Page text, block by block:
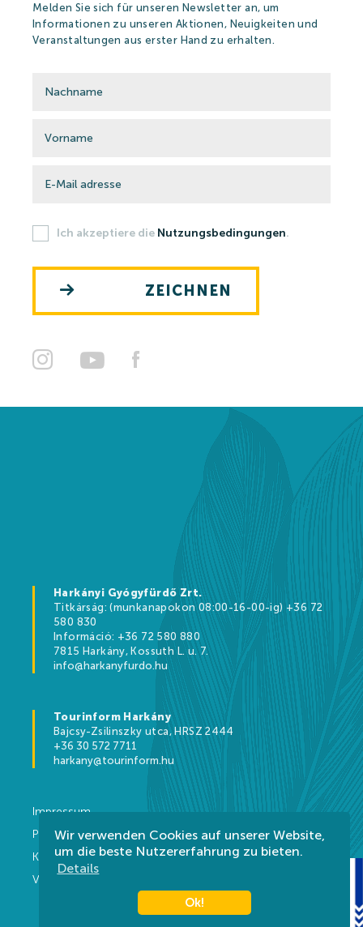
Wir verwenden Cookies auf unserer Website,
um die beste Nutzererfahrung zu bieten.
Details
Ok!
Heilwasser
Heilbehandlungen
Thermal Produkte
Strandbad
Becken
Erholungsaktivitäten
Preise
Melden Sie sich für unseren Newsletter an, um
Informationen zu unseren Aktionen, Neuigkeiten und
Veranstaltungen aus erster Hand zu erhalten.
Ich akzeptiere die Nutzungsbedingungen.
ZEICHNEN
Harkányi Gyógyfürdő Zrt.
Titkárság: (munkanapokon 08:00-16-00-ig) +36 72
580 830
Információ: +36 72 580 880
7815 Harkány, Kossuth L. u. 7.
info@harkanyfurdo.hu
Tourinform Harkány
Bajcsy-Zsilinszky utca, HRSZ 2444
+36 30 572 7711
harkany@tourinform.hu
Impressum
Privacy DE
Kontakt
Vorschriften